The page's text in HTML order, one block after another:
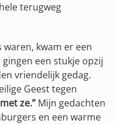
terugweg
waren, kwam er een
een stukje opzij
vriendelijk gedag.
Geest tegen
ze.” Mijn gedachten
en een warme